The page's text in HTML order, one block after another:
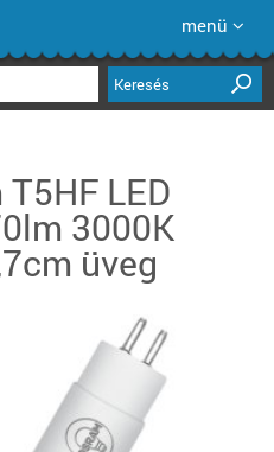
menü
Keresés
LED
3000K
üveg